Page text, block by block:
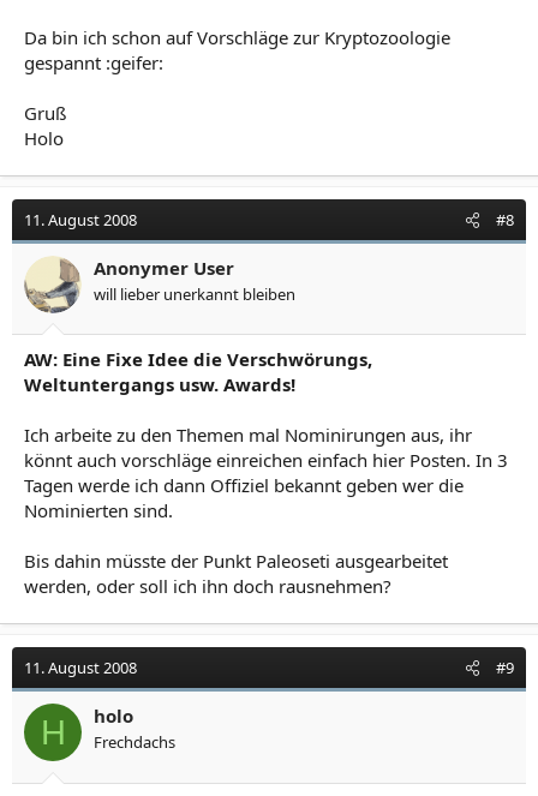
Da bin ich schon auf Vorschläge zur Kryptozoologie
gespannt :geifer:
Gruß
Holo
11. August 2008 #8
Anonymer User
will lieber unerkannt bleiben
AW: Eine Fixe Idee die Verschwörungs,
Weltuntergangs usw. Awards!
Ich arbeite zu den Themen mal Nominirungen aus, ihr
könnt auch vorschläge einreichen einfach hier Posten. In 3
Tagen werde ich dann Offiziel bekannt geben wer die
Nominierten sind.
Bis dahin müsste der Punkt Paleoseti ausgearbeitet
werden, oder soll ich ihn doch rausnehmen?
11. August 2008 #9
H holo
Frechdachs